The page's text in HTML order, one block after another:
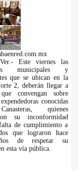
Este viernes las
municipales y
que se ubican en la
2, deberán llegar a
convengan sobre
conocidas
quienes
su inconformidad
de cumplimiento a
que lograron hace
de respetar su
esta vía pública.